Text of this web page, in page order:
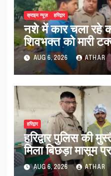
क्राइम न्यूज़ हरिद्वार
नशे में कार चला रहे
शिवभक्त को मारी
मामला नई कांवड़
AUG 6, 2026 ATHAR
हरिद्वार
हरिद्वार पुलिस की
मिला बिछड़ा मासूम
पहुंचा काशी…
AUG 6, 2026 ATHAR